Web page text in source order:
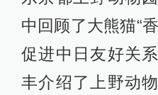
中回顾了大熊猫“
促进中日友好关
丰介绍了上野动